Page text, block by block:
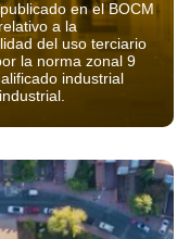
en el BOCM
a la
del uso terciario
la norma zonal 9
industrial